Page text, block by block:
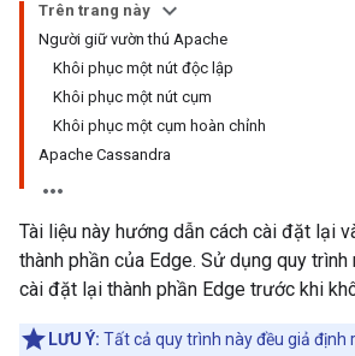
Trên trang này
Người giữ vườn thú Apache
Khôi phục một nút độc lập
Khôi phục một nút cụm
Khôi phục một cụm hoàn chỉnh
Apache Cassandra
Tài liệu này hướng dẫn cách cài đặt lại
thành phần của Edge. Sử dụng quy trình
cài đặt lại thành phần Edge trước khi
LƯU Ý: Tất cả quy trình này đều giả định